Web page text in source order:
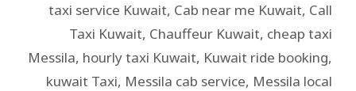
taxi service Kuwait, Cab near me Kuwait, Call
Taxi Kuwait, Chauffeur Kuwait, cheap taxi
Messila, hourly taxi Kuwait, Kuwait ride booking,
kuwait Taxi, Messila cab service, Messila local